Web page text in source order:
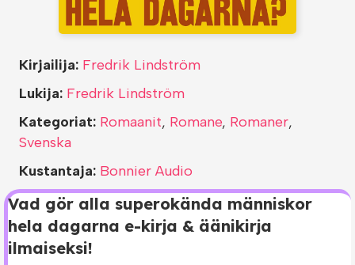
Vad gör alla superokända människor
hela dagarna e-kirja & äänikirja
ilmaiseksi!
Kirjailija: Fredrik Lindström
Lukija: Fredrik Lindström
Kategoriat: Romaanit, Romane, Romaner,
Svenska
Kustantaja: Bonnier Audio